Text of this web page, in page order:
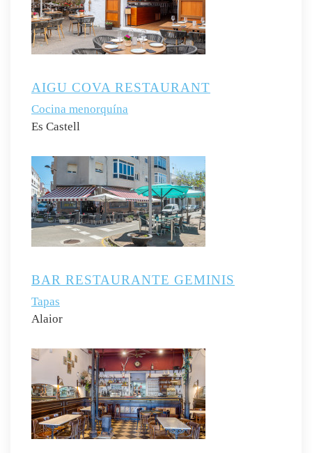
AIGU COVA RESTAURANT
Cocina menorquína
Es Castell
BAR RESTAURANTE GEMINIS
Tapas
Alaior